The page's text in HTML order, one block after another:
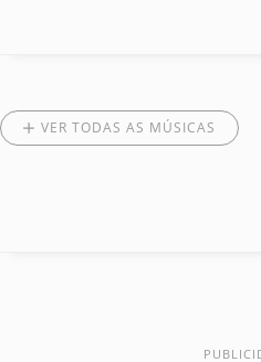
VER TODAS AS MÚSICAS